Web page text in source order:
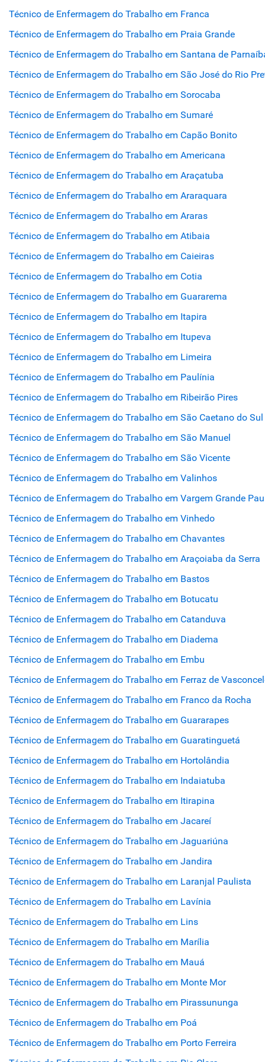
Técnico de Enfermagem do Trabalho em Franca
Técnico de Enfermagem do Trabalho em Praia Grande
Técnico de Enfermagem do Trabalho em Santana de
Técnico de Enfermagem do Trabalho em São José do Rio
Técnico de Enfermagem do Trabalho em Sorocaba
Técnico de Enfermagem do Trabalho em Sumaré
Técnico de Enfermagem do Trabalho em Capão Bonito
Técnico de Enfermagem do Trabalho em Americana
Técnico de Enfermagem do Trabalho em Araçatuba
Técnico de Enfermagem do Trabalho em Araraquara
Técnico de Enfermagem do Trabalho em Araras
Técnico de Enfermagem do Trabalho em Atibaia
Técnico de Enfermagem do Trabalho em Caieiras
Técnico de Enfermagem do Trabalho em Cotia
Técnico de Enfermagem do Trabalho em Guararema
Técnico de Enfermagem do Trabalho em Itapira
Técnico de Enfermagem do Trabalho em Itupeva
Técnico de Enfermagem do Trabalho em Limeira
Técnico de Enfermagem do Trabalho em Paulínia
Técnico de Enfermagem do Trabalho em Ribeirão Pires
Técnico de Enfermagem do Trabalho em São Caetano do Sul
Técnico de Enfermagem do Trabalho em São Manuel
Técnico de Enfermagem do Trabalho em São Vicente
Técnico de Enfermagem do Trabalho em Valinhos
Técnico de Enfermagem do Trabalho em Vargem Grande
Técnico de Enfermagem do Trabalho em Vinhedo
Técnico de Enfermagem do Trabalho em Chavantes
Técnico de Enfermagem do Trabalho em Araçoiaba da Serra
Técnico de Enfermagem do Trabalho em Bastos
Técnico de Enfermagem do Trabalho em Botucatu
Técnico de Enfermagem do Trabalho em Catanduva
Técnico de Enfermagem do Trabalho em Diadema
Técnico de Enfermagem do Trabalho em Embu
Técnico de Enfermagem do Trabalho em Ferraz de
Técnico de Enfermagem do Trabalho em Franco da Rocha
Técnico de Enfermagem do Trabalho em Guararapes
Técnico de Enfermagem do Trabalho em Guaratinguetá
Técnico de Enfermagem do Trabalho em Hortolândia
Técnico de Enfermagem do Trabalho em Indaiatuba
Técnico de Enfermagem do Trabalho em Itirapina
Técnico de Enfermagem do Trabalho em Jacareí
Técnico de Enfermagem do Trabalho em Jaguariúna
Técnico de Enfermagem do Trabalho em Jandira
Técnico de Enfermagem do Trabalho em Laranjal Paulista
Técnico de Enfermagem do Trabalho em Lavínia
Técnico de Enfermagem do Trabalho em Lins
Técnico de Enfermagem do Trabalho em Marília
Técnico de Enfermagem do Trabalho em Mauá
Técnico de Enfermagem do Trabalho em Monte Mor
Técnico de Enfermagem do Trabalho em Pirassununga
Técnico de Enfermagem do Trabalho em Poá
Técnico de Enfermagem do Trabalho em Porto Ferreira